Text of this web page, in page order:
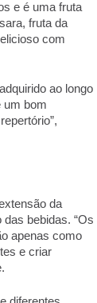
e é uma fruta
fruta da
com
ao longo
um bom
da
bebidas. “Os
apenas como
e criar